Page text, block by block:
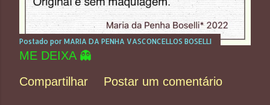
Postado por MARIA DA PENHA VASCONCELLOS BOSELLI
ME DEIXA 👻
Compartilhar
Postar um comentário